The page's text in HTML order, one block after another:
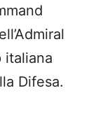
italiana
Difesa.